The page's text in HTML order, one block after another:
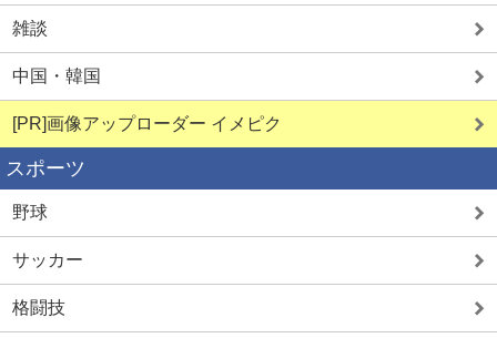
雑談
中国・韓国
[PR]画像アップローダー イメピク
スポーツ
野球
サッカー
格闘技